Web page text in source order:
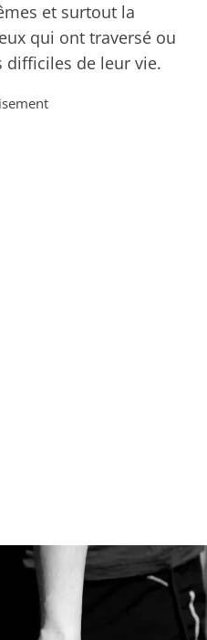
et surtout la
qui ont traversé ou
difficiles de leur vie.